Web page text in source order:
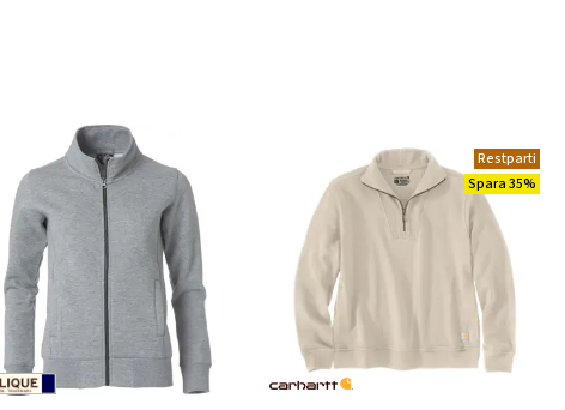
Restparti
Spara 35%